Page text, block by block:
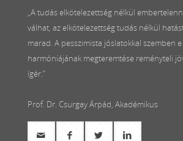
„A tudás elkötelezettség nélkül
válhat, az elkötelezettség tudás nélkül
marad. A pesszimista jóslatokkal szemben
harmóniájának megteremtése reményteli
ígér.”
Prof. Dr. Csurgay Árpád, Akadémikus